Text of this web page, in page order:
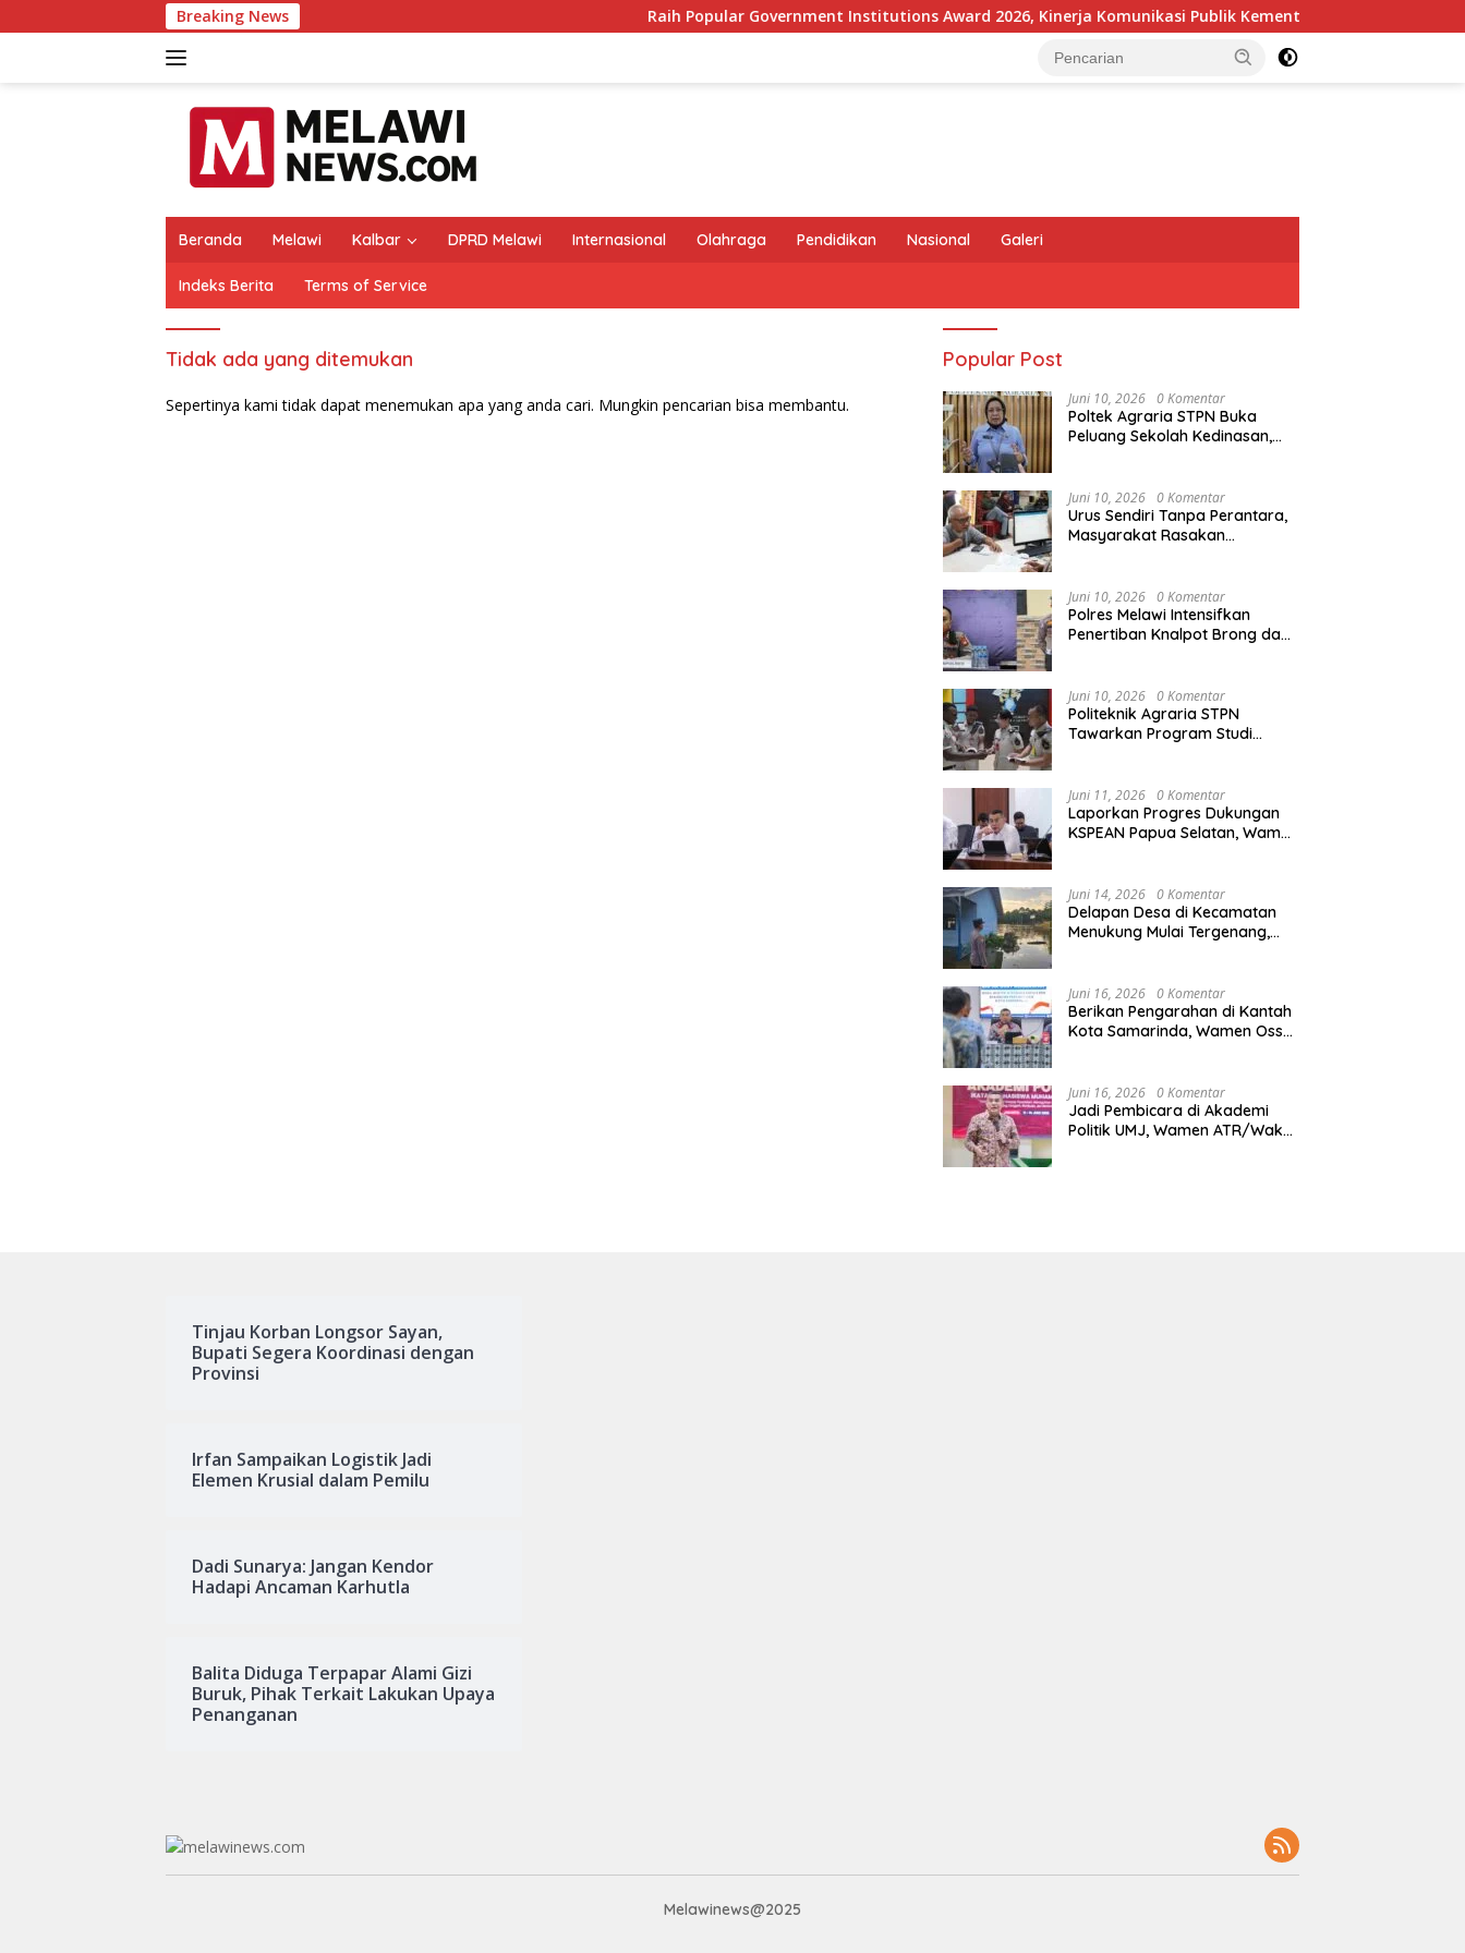
ke
Breaking News Raih Popular Government Institutions Award 2026, Kinerja Komunikasi Publik Kementerian ATR/BPN Kembali
Beranda Melawi Kalbar DPRD Melawi Internasional Olahraga Pendidikan Nasional Galeri
Indeks Berita Terms of Service
Tidak ada yang ditemukan
Sepertinya kami tidak dapat menemukan apa yang anda cari. Mungkin pencarian bisa membantu.
Popular Post
Juni 10, 2026 0 Komentar
Poltek Agraria STPN Buka
Peluang Sekolah Kedinasan,
Agraria/Pertanahan dan Tata
Ruang
Juni 10, 2026 0 Komentar
Urus Sendiri Tanpa Perantara,
Masyarakat Rasakan
Juni 10, 2026 0 Komentar
Polres Melawi Intensifkan
Penertiban Knalpot Brong dan
Juni 10, 2026 0 Komentar
Politeknik Agraria STPN
Tawarkan Program Studi
Juni 11, 2026 0 Komentar
Laporkan Progres Dukungan
KSPEAN Papua Selatan, Wamen
Nasional
Juni 14, 2026 0 Komentar
Delapan Desa di Kecamatan
Menukung Mulai Tergenang,
Juni 16, 2026 0 Komentar
Berikan Pengarahan di Kantah
Kota Samarinda, Wamen Ossy:
Kalimantan Timur
Juni 16, 2026 0 Komentar
Jadi Pembicara di Akademi
Politik UMJ, Wamen ATR/Waka
Tinjau Korban Longsor Sayan,
Bupati Segera Koordinasi dengan
Provinsi
Irfan Sampaikan Logistik Jadi
Elemen Krusial dalam Pemilu
Dadi Sunarya: Jangan Kendor
Hadapi Ancaman Karhutla
Balita Diduga Terpapar Alami Gizi
Buruk, Pihak Terkait Lakukan Upaya
Penanganan
Melawinews@2025